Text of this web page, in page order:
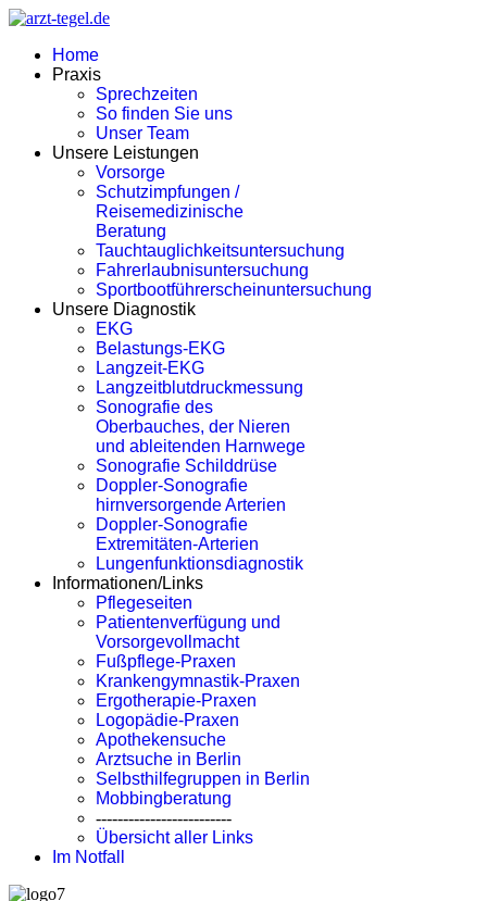
Home
Praxis
Sprechzeiten
So finden Sie uns
Unser Team
Unsere Leistungen
Vorsorge
Schutzimpfungen /
Reisemedizinische
Beratung
Tauchtauglichkeitsuntersuchung
Fahrerlaubnisuntersuchung
Sportbootführerscheinuntersuchung
Unsere Diagnostik
EKG
Belastungs-EKG
Langzeit-EKG
Langzeitblutdruckmessung
Sonografie des
Oberbauches, der Nieren
und ableitenden Harnwege
Sonografie Schilddrüse
Doppler-Sonografie
hirnversorgende Arterien
Doppler-Sonografie
Extremitäten-Arterien
Lungenfunktionsdiagnostik
Informationen/Links
Pflegeseiten
Patientenverfügung und
Vorsorgevollmacht
Fußpflege-Praxen
Krankengymnastik-Praxen
Ergotherapie-Praxen
Logopädie-Praxen
Apothekensuche
Arztsuche in Berlin
Selbsthilfegruppen in Berlin
Mobbingberatung
-------------------------
Übersicht aller Links
Im Notfall